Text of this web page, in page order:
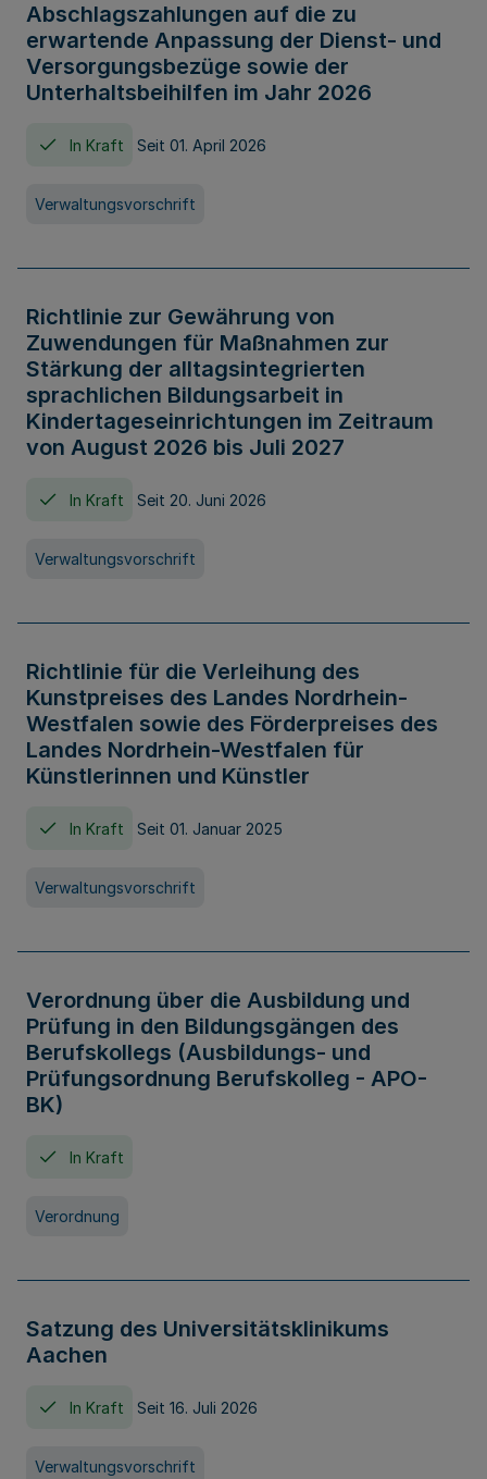
Abschlagszahlungen auf die zu
erwartende Anpassung der Dienst- und
Versorgungsbezüge sowie der
Unterhaltsbeihilfen im Jahr 2026
In Kraft Seit 01. April 2026
Verwaltungsvorschrift
Richtlinie zur Gewährung von
Zuwendungen für Maßnahmen zur
Stärkung der alltagsintegrierten
sprachlichen Bildungsarbeit in
Kindertageseinrichtungen im Zeitraum
von August 2026 bis Juli 2027
In Kraft Seit 20. Juni 2026
Verwaltungsvorschrift
Richtlinie für die Verleihung des
Kunstpreises des Landes Nordrhein-
Westfalen sowie des Förderpreises des
Landes Nordrhein-Westfalen für
Künstlerinnen und Künstler
In Kraft Seit 01. Januar 2025
Verwaltungsvorschrift
Verordnung über die Ausbildung und
Prüfung in den Bildungsgängen des
Berufskollegs (Ausbildungs- und
Prüfungsordnung Berufskolleg - APO-
BK)
In Kraft
Verordnung
Satzung des Universitätsklinikums
Aachen
In Kraft Seit 16. Juli 2026
Verwaltungsvorschrift